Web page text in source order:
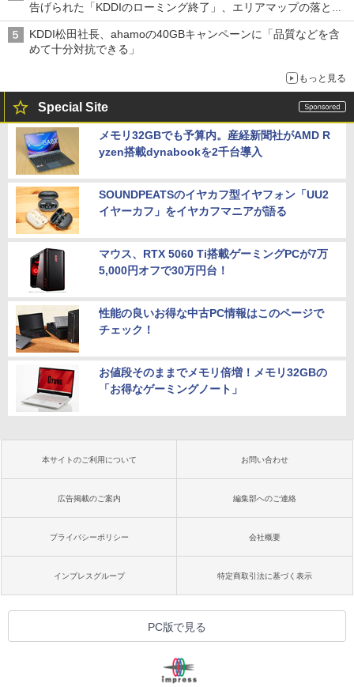
告げられた「KDDIのローミング終了」、エリアマップの落とし
穴と楽天モバイルの課題
KDDI松田社長、ahamoの40GBキャンペーンに「品質などを含
めて十分対抗できる」
もっと見る
Special Site
メモリ32GBでも予算内。産経新聞社がAMD R
yzen搭載dynabookを2千台導入
SOUNDPEATSのイヤカフ型イヤフォン「UU2
イヤーカフ」をイヤカフマニアが語る
マウス、RTX 5060 Ti搭載ゲーミングPCが7万
5,000円オフで30万円台！
性能の良いお得な中古PC情報はこのページで
チェック！
お値段そのままでメモリ倍増！メモリ32GBの
「お得なゲーミングノート」
本サイトのご利用について お問い合わせ
広告掲載のご案内 編集部へのご連絡
プライバシーポリシー 会社概要
インプレスグループ 特定商取引法に基づく表示
PC版で見る